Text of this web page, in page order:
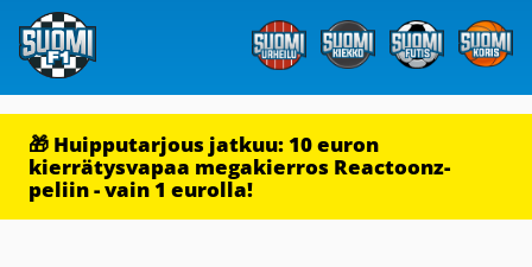
🎁 Huipputarjous jatkuu: 10 euron
kierrätysvapaa megakierros Reactoonz-
peliin - vain 1 eurolla!